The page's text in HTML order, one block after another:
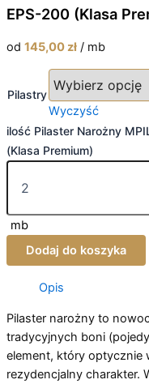
EPS-200 (Klasa
od 145,00zł / mb
Pilastry
Wyczyść
ilość Pilaster Narożny
(Klasa Premium)
mb
Dodaj do koszyka
Opis
Pilaster narożny to
tradycyjnych boni
element, który optycznie
rezydencjalny charakter.